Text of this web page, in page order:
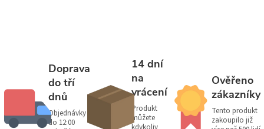
Doprava
do tří
dnů
Objednávky
do 12:00
14 dní
na
vrácení
Produkt
můžete
Ověřeno
zákazníky
Tento produkt
zakoupilo již